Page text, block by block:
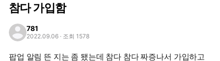
참다 가입함
781
2022.09.06 · 조회 1578
팝업 알림 뜬 지는 좀 됐는데 참다 참다 짜증나서 가입하고